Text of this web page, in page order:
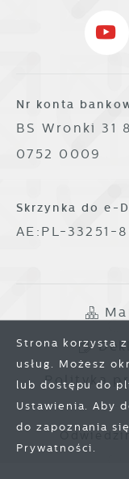
Nr konta
BS Wronki 31
0752 0009
Skrzynka do e-
AE:PL-33251-
Polityka
Strona korzysta
usług. Możesz
lub dostępu do
Ustawienia. Aby
do zapoznania
Prywatności.